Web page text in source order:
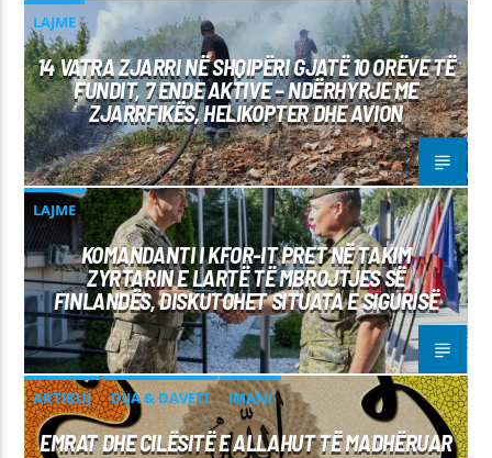
LAJME
14 VATRA ZJARRI NË SHQIPËRI GJATË 10 ORËVE TË
FUNDIT, 7 ENDE AKTIVE – NDËRHYRJE ME
ZJARRFIKËS, HELIKOPTER DHE AVION
LAJME
KOMANDANTI I KFOR-IT PRET NË TAKIM
ZYRTARIN E LARTË TË MBROJTJES SË
FINLANDËS, DISKUTOHET SITUATA E SIGURISË
ARTIKUJ DIJA & DAVETI IMANI
EMRAT DHE CILËSITË E ALLAHUT TË MADHËRUAR